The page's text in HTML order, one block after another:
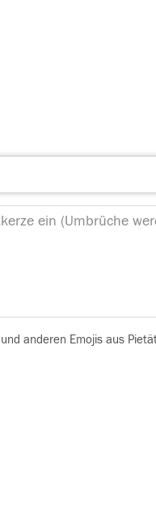
anderen Emojis aus